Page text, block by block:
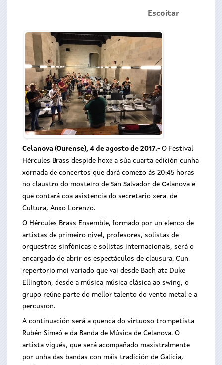
Escoitar
Celanova (Ourense), 4 de agosto de 2017.- O Festival
Hércules Brass despide hoxe a súa cuarta edición cunha
xornada de concertos que dará comezo ás 20:45 horas
no claustro do mosteiro de San Salvador de Celanova e
que contará coa asistencia do secretario xeral de
Cultura, Anxo Lorenzo.
O Hércules Brass Ensemble, formado por un elenco de
artistas de primeiro nivel, profesores, solistas de
orquestras sinfónicas e solistas internacionais, será o
encargado de abrir os espectáculos de clausura. Cun
repertorio moi variado que vai desde Bach ata Duke
Ellington, desde a música música clásica ao swing, o
grupo reúne parte do mellor talento do vento metal e a
percusión.
A continuación será a quenda do virtuoso trompetista
Rubén Simeó e da Banda de Música de Celanova. O
artista vigués, que será acompañado maxistralmente
por unha das bandas con máis tradición de Galicia,